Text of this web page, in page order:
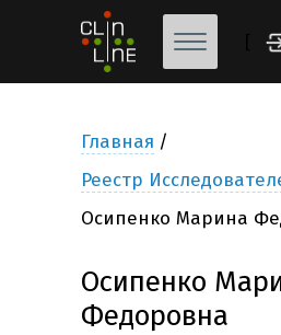
Главная
Реестр
Осипенко Марина
Осипенко
Федоровна